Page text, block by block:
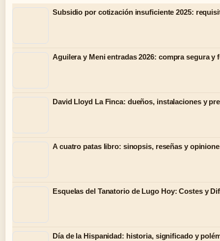
Subsidio por cotización insuficiente 2025:
Aguilera y Meni entradas 2026: compra segura y
David Lloyd La Finca: dueños, instalaciones y
A cuatro patas libro: sinopsis, reseñas y
Esquelas del Tanatorio de Lugo Hoy: Costes y
Día de la Hispanidad: historia, significado y